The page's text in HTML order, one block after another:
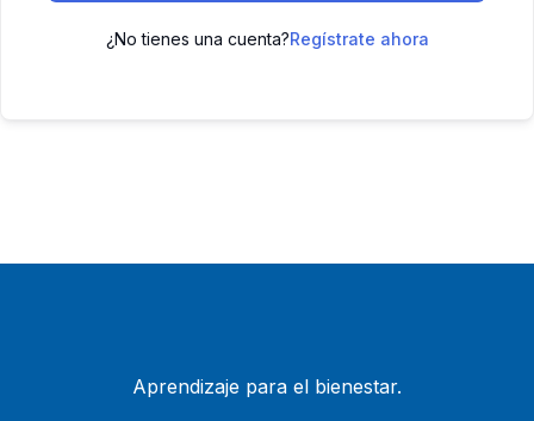
¿No tienes una cuenta?Regístrate ahora
Aprendizaje para el bienestar.